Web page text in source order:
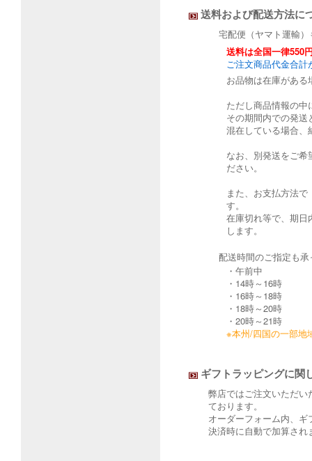
送料および配送方法に
宅配便（ヤマト運輸
送料は全国一律550
ご注文商品代金合
お品物は在庫があ
ただし商品情報の
その期間内での発
混在している場合、
なお、別発送をご
ださい。
また、お支払方法
す。
在庫切れ等で、期日
します。
配送時間のご指定も
・午前中
・14時～16時
・16時～18時
・18時～20時
・20時～21時
※本州/四国の一部地
ギフトラッピングに関
弊店ではご注文いただ
ております。
オーダーフォーム内、
決済時に自動で加算さ